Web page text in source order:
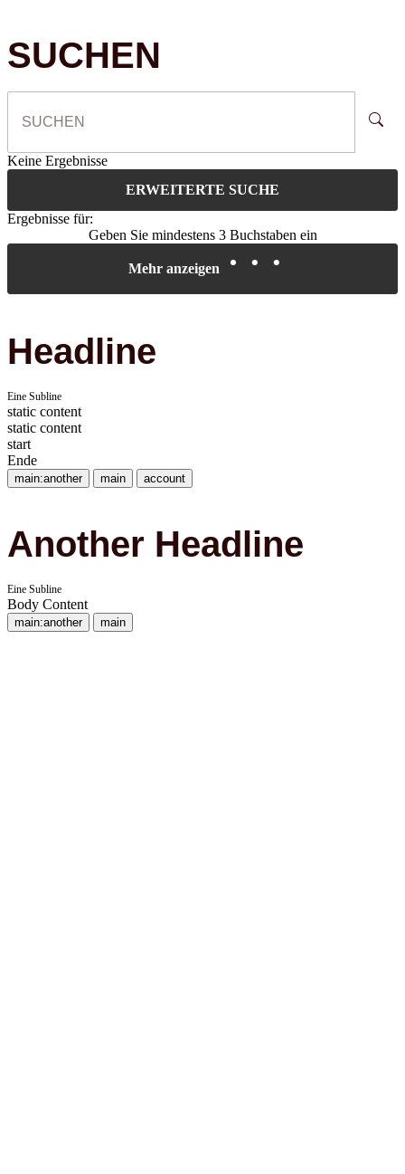
SUCHEN
Keine Ergebnisse
ERWEITERTE SUCHE
Ergebnisse für:
Geben Sie mindestens 3 Buchstaben ein
Mehr anzeigen
Headline
Eine Subline
static content
static content
start
Ende
main:another main account
Another Headline
Eine Subline
Body Content
main:another main